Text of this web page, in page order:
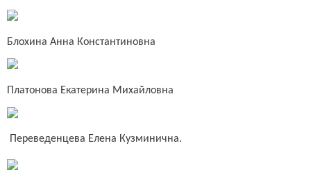
Блохина Анна Константиновна
Платонова Екатерина Михайловна
Переведенцева Елена Кузминична.